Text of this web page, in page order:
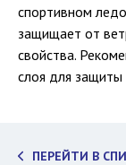
спортивном
защищает от
свойства.
слоя для
ПЕРЕЙТИ В